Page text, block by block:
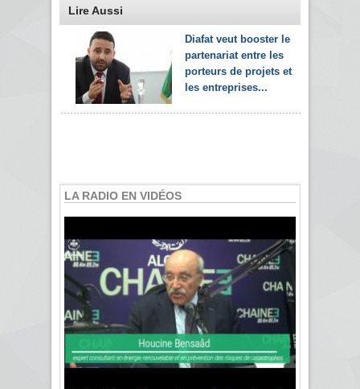
Lire Aussi
Diafat veut booster le
partenariat entre les
porteurs de projets et
les entreprises...
LA RADIO EN VIDÉOS